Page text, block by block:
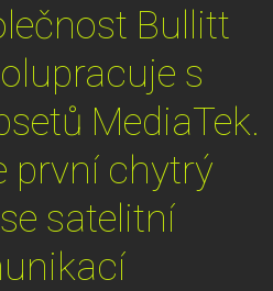
Bullitt
s
MediaTek.
první chytrý
satelitní